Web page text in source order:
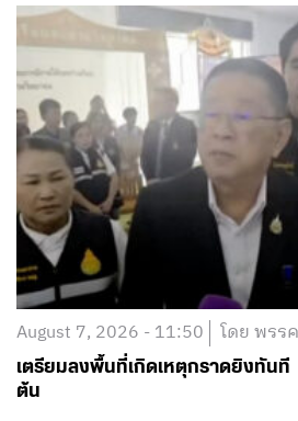
August 7, 2026 - 11:50 โดย พรร
เตรียมลงพื้นที่เกิดเหตุกราดยิงทันที
ต้น